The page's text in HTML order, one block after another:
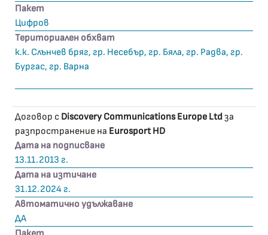
Пакет
Цифров
Териториален обхват
к.к. Слънчев бряг, гр. Несебър, гр. Бяла, гр. Радва, гр.
Бургас, гр. Варна
Договор с Discovery Communications Europe Ltdза
разпространение на Eurosport HD
Дата на подписване
13.11.2013 г.
Дата на изтичане
31.12.2024 г.
Автоматично удължаване
ДА